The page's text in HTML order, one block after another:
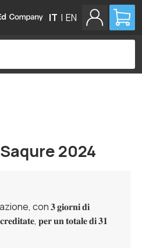
IT | EN
2024
con 𝟑 𝐠𝐢𝐨𝐫𝐧𝐢 𝐝𝐢
𝐩𝐞𝐫 𝐮𝐧 𝐭𝐨𝐭𝐚𝐥𝐞 𝐝𝐢 𝟑𝟏